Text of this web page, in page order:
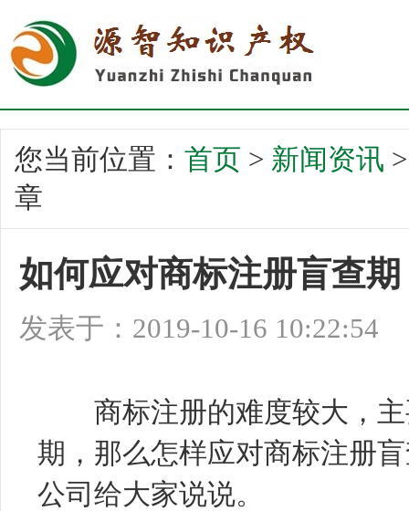
您当前位置： 首页 > 新闻资讯
章
如何应对商标注册盲查期
发表于：2019-10-16 10:22:54
商标注册的难度较大，主
期，那么怎样应对商标注册
公司给大家说说。